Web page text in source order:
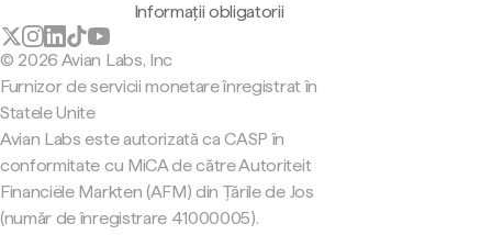
Informații obligatorii
© 2026 Avian Labs, Inc
Furnizor de servicii monetare înregistrat în
Statele Unite
Avian Labs este autorizată ca CASP în
conformitate cu MiCA de către Autoriteit
Financiële Markten (AFM) din Țările de Jos
(număr de înregistrare 41000005).